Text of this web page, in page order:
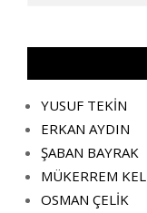
YUSUF TEKİN
ERKAN AYDIN
ŞABAN BAYRAK
MÜKERREM
OSMAN ÇELİK